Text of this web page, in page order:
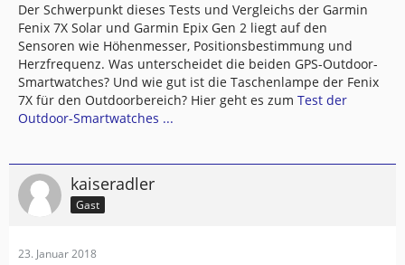
Der Schwerpunkt dieses Tests und Vergleichs der Garmin
Fenix 7X Solar und Garmin Epix Gen 2 liegt auf den
Sensoren wie Höhenmesser, Positionsbestimmung und
Herzfrequenz. Was unterscheidet die beiden GPS-Outdoor-
Smartwatches? Und wie gut ist die Taschenlampe der Fenix
7X für den Outdoorbereich? Hier geht es zum Test der
Outdoor-Smartwatches ...
kaiseradler
Gast
23. Januar 2018